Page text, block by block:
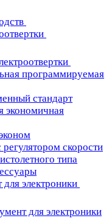
программируемая
стандарт
экономичная
скорости
типа
электроники
для электроники